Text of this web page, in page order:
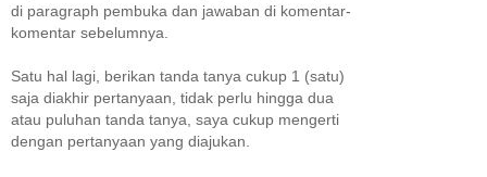
di paragraph pembuka dan jawaban di komentar-
komentar sebelumnya.
Satu hal lagi, berikan tanda tanya cukup 1 (satu)
saja diakhir pertanyaan, tidak perlu hingga dua
atau puluhan tanda tanya, saya cukup mengerti
dengan pertanyaan yang diajukan.